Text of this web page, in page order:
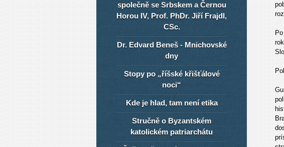
společně se Srbskem a Černou
Horou IV, Prof. PhDr. Jiří Frajdl,
CSc.
Dr. Edvard Beneš - Mnichovské
dny
Stopy po „říšské křišťálové
noci“
Kde je hlad, tam není etika
Stručně o Byzantském
katolickém patriarchátu